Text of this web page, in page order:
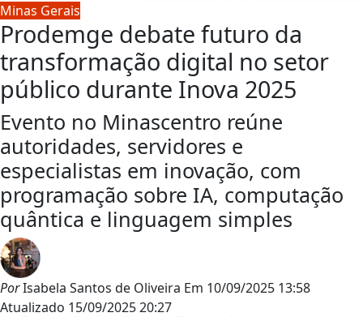
Minas Gerais
Prodemge debate futuro da
transformação digital no setor
público durante Inova 2025
Evento no Minascentro reúne
autoridades, servidores e
especialistas em inovação, com
programação sobre IA, computação
quântica e linguagem simples
PorIsabela Santos de Oliveira Em 10/09/2025 13:58
Atualizado 15/09/2025 20:27